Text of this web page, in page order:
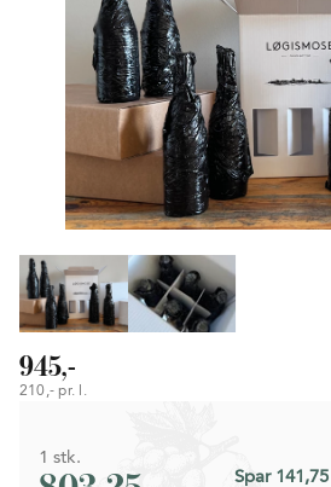
945,-
210,- pr. l.
1 stk.
Spar 141,75